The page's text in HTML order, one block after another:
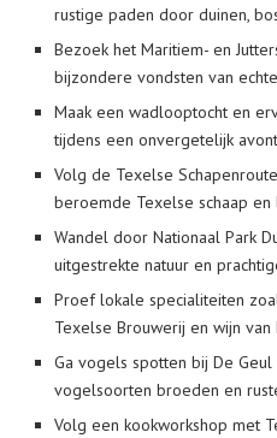
rustige paden door duinen,
Bezoek het Maritiem- en
bijzondere vondsten van
Maak een wadlooptocht en
tijdens een onvergetelijk
Volg de Texelse
beroemde Texelse schaap
Wandel door Nationaal Park
uitgestrekte natuur en
Proef lokale specialiteiten
Texelse Brouwerij en wijn van
Ga vogels spotten bij De
vogelsoorten broeden en
Volg een kookworkshop met